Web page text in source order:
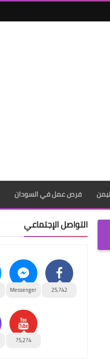
فرص عمل في السودان
التواصل الإجتماعي
25,742
Messenger
75,274